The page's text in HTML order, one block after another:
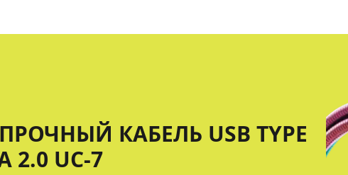
КАБЕЛЬ USB TYPE
2.0 UC-7